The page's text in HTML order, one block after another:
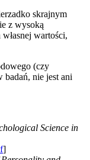
skrajnym
z wysoką
wartości,
(czy
nie jest ani
Science in
]